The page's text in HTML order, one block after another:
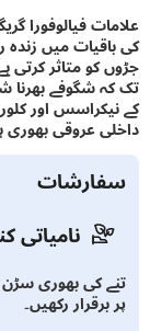
فیالوفورا
میں زندہ رہتا
متاثر کرتی ہے،
شگوفے بھرنا شروع
اور کلوروسس
عروقی بھوری ہوتی
نامیاتی کنٹرول
رکھیں۔